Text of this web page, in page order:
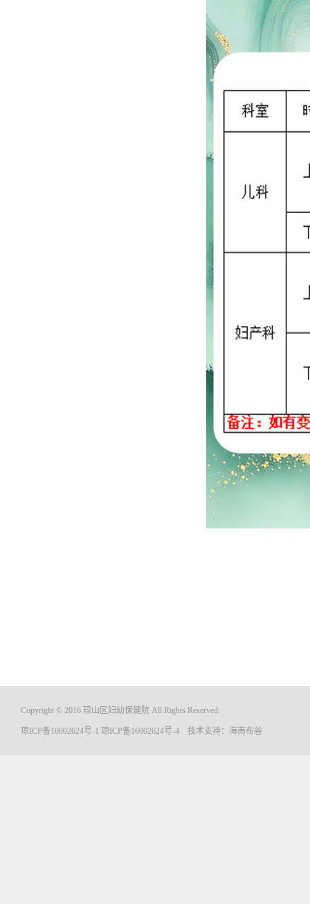
Copyright © 2016 琼山区妇幼保健院 All Rights Reserved.
琼ICP备16002624号-1 琼ICP备16002624号-4 技术支持： 海南布谷